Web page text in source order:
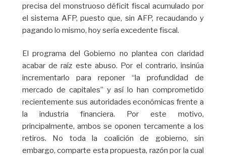
precisa del monstruoso déficit fiscal acumulado por
el sistema AFP, puesto que, sin AFP, recaudando y
pagando lo mismo, hoy sería excedente fiscal.
El programa del Gobierno no plantea con claridad
acabar de raíz este abuso. Por el contrario, insinúa
incrementarlo para reponer “la profundidad de
mercado de capitales” y así lo han comprometido
recientemente sus autoridades económicas frente a
la industria financiera. Por este motivo,
principalmente, ambos se oponen tercamente a los
retiros. No toda la coalición de gobierno, sin
embargo, comparte esta propuesta, razón por la cual